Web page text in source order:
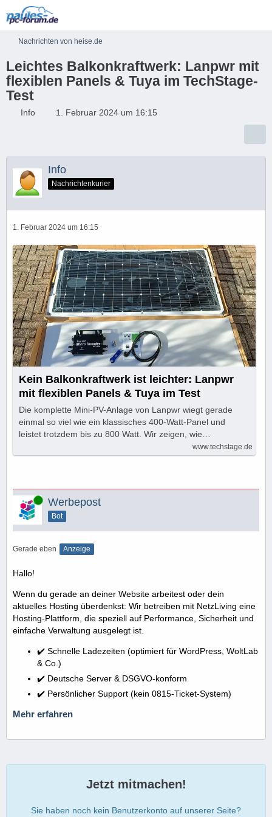
Nachrichten von heise.de
Leichtes Balkonkraftwerk: Lanpwr mit
flexiblen Panels & Tuya im TechStage-
Test
Info 1. Februar 2024 um 16:15
Info
Nachrichtenkurier
1. Februar 2024 um 16:15
Kein Balkonkraftwerk ist leichter: Lanpwr
mit flexiblen Panels & Tuya im Test
Die komplette Mini-PV-Anlage von Lanpwr wiegt gerade
einmal so viel wie ein klassisches 400-Watt-Panel und
leistet trotzdem bis zu 800 Watt. Wir zeigen, wie…
www.techstage.de
Online Werbepost
Bot
Gerade eben Anzeige
Hallo!
Wenn du gerade an deiner Website arbeitest oder dein
aktuelles Hosting überdenkst: Wir betreiben mit NetzLiving eine
Hosting-Plattform, die speziell auf Performance, Sicherheit und
einfache Verwaltung ausgelegt ist.
✔️ Schnelle Ladezeiten (optimiert für WordPress, WoltLab
& Co.)
✔️ Deutsche Server & DSGVO-konform
✔️ Persönlicher Support (kein 0815-Ticket-System)
Mehr erfahren
Jetzt mitmachen!
Sie haben noch kein Benutzerkonto auf unserer Seite?